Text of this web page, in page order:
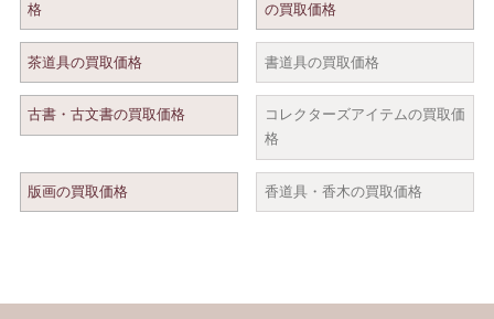
格
の買取価格
茶道具の買取価格 書道具の買取価格
古書・古文書の買取価格
コレクターズアイテムの買取価
格
版画の買取価格 香道具・香木の買取価格